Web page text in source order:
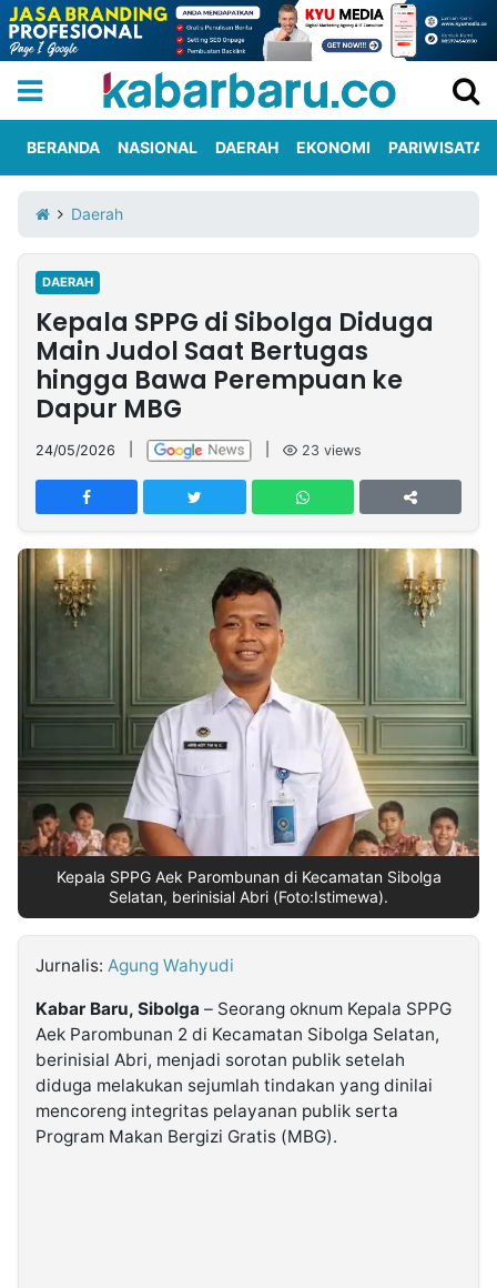
Iklan
Berita
Kami
Nasional
International
Olahraga
Entertainment
Daerah
Pariwisata
Kuliner
Kolom
Network
PT
TREETAN
MULTIMEDIA
INDONESIA
Partner
Kabarbaru
Kabarbaru.co
2026
BERANDA NASIONAL DAERAH EKONOMI PARIWISATA
Daerah
DAERAH
Kepala SPPG di Sibolga Diduga
Main Judol Saat Bertugas
hingga Bawa Perempuan ke
Dapur MBG
24/05/2026 23 views
Kepala SPPG Aek Parombunan di Kecamatan Sibolga
Selatan, berinisial Abri (Foto:Istimewa).
Jurnalis: Agung Wahyudi
Kabar Baru, Sibolga – Seorang oknum Kepala SPPG
Aek Parombunan 2 di Kecamatan Sibolga Selatan,
berinisial Abri, menjadi sorotan publik setelah
diduga melakukan sejumlah tindakan yang dinilai
mencoreng integritas pelayanan publik serta
Program Makan Bergizi Gratis (MBG).